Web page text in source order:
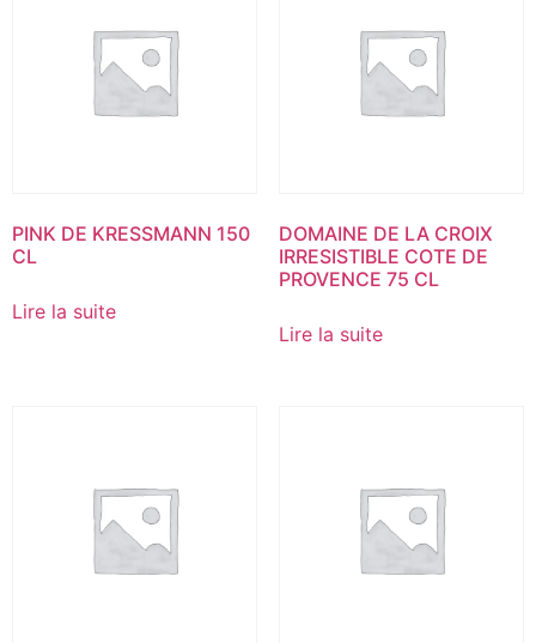
PINK DE KRESSMANN 150
CL
Lire la suite
DOMAINE DE LA CROIX
IRRESISTIBLE COTE DE
PROVENCE 75 CL
Lire la suite